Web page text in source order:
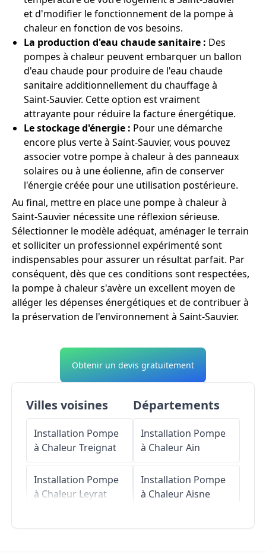
et d'modifier le fonctionnement de la pompe à
chaleur en fonction de vos besoins.
La production d'eau chaude sanitaire : Des
pompes à chaleur peuvent embarquer un ballon
d'eau chaude pour produire de l'eau chaude
sanitaire additionnellement du chauffage à
Saint-Sauvier. Cette option est vraiment
attrayante pour réduire la facture énergétique.
Le stockage d'énergie : Pour une démarche
encore plus verte à Saint-Sauvier, vous pouvez
associer votre pompe à chaleur à des panneaux
solaires ou à une éolienne, afin de conserver
l'énergie créée pour une utilisation postérieure.
Au final, mettre en place une pompe à chaleur à
Saint-Sauvier nécessite une réflexion sérieuse.
Sélectionner le modèle adéquat, aménager le terrain
et solliciter un professionnel expérimenté sont
indispensables pour assurer un résultat parfait. Par
conséquent, dès que ces conditions sont respectées,
la pompe à chaleur s'avère un excellent moyen de
alléger les dépenses énergétiques et de contribuer à
la préservation de l'environnement à Saint-Sauvier.
Obtenir un devis gratuitement
Villes voisines
Installation Pompe
à ChaleurTreignat
Installation Pompe
à Chaleur Leyrat
Installation Pompe
Pierre-le-Bost
Départements
Installation Pompe
à ChaleurAin
Installation Pompe
à ChaleurAisne
Installation Pompe